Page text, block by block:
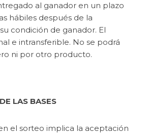
al ganador en un plazo
hábiles después de la
condición de ganador. El
e intransferible. No se podrá
ni por otro producto.
LAS BASES
el sorteo implica la aceptación